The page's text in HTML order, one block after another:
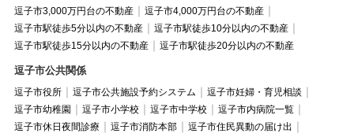
逗子市3,000万円台の不動産
逗子市4,000万円台の不動産
逗子市駅徒歩5分以内の不動産
逗子市駅徒歩10分以内の不動産
逗子市駅徒歩15分以内の不動産
逗子市駅徒歩20分以内の不動産
逗子市公共関係
逗子市役所 逗子市公共施設予約システム
逗子市妊婦・育児相談
逗子市幼稚園
逗子市小学校 逗子市中学校
逗子市内病院一覧
逗子市休日夜間診療
逗子市消防本部
逗子市住民異動の届け出